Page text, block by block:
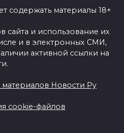
содержать материалы 18+
сайта и использование их
и в электронных СМИ,
активной ссылки на
Новости Ру
cookie-файлов